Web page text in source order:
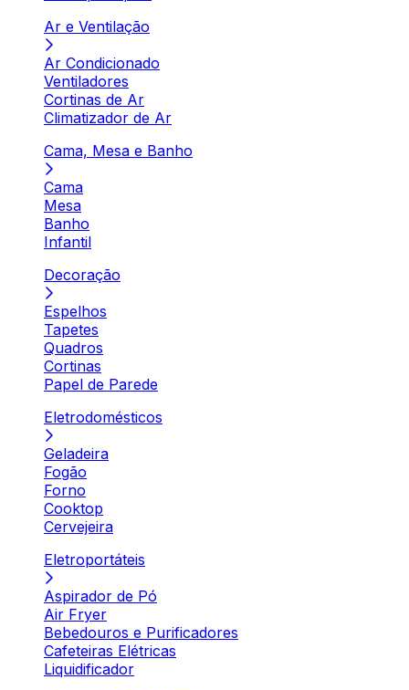
Ar e Ventilação
Ar Condicionado
Ventiladores
Cortinas de Ar
Climatizador de Ar
Cama, Mesa e Banho
Cama
Mesa
Banho
Infantil
Decoração
Espelhos
Tapetes
Quadros
Cortinas
Papel de Parede
Eletrodomésticos
Geladeira
Fogão
Forno
Cooktop
Cervejeira
Eletroportáteis
Aspirador de Pó
Air Fryer
Bebedouros e Purificadores
Cafeteiras Elétricas
Liquidificador